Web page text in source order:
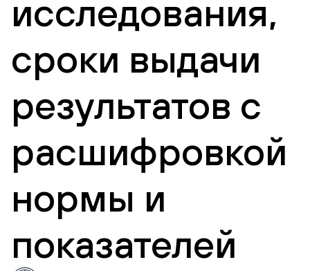
исследования,
сроки выдачи
результатов с
расшифровкой
нормы и
показателей